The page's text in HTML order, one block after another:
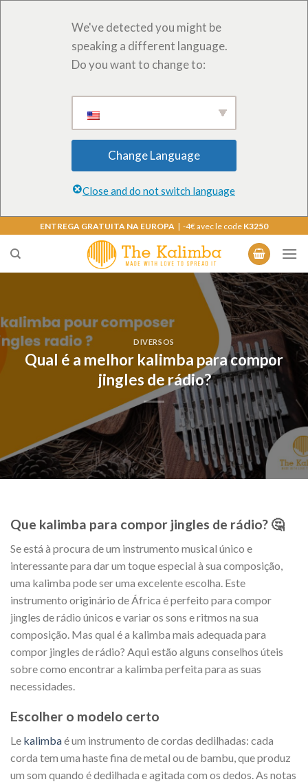
We've detected you might be
speaking a different language.
Do you want to change to:
Change Language
Close and do not switch language
conteúdo
ENTREGA GRATUITA NA EUROPA | -4€ avec le code K3250
DIVERSOS
Qual é a melhor kalimba para compor
jingles de rádio?
Que kalimba para compor jingles de rádio? 🤔
Se está à procura de um instrumento musical único e
interessante para dar um toque especial à sua composição,
uma kalimba pode ser uma excelente escolha. Este
instrumento originário de África é perfeito para compor
jingles de rádio únicos e variar os sons e ritmos na sua
composição. Mas qual é a kalimba mais adequada para
compor jingles de rádio? Aqui estão alguns conselhos úteis
sobre como encontrar a kalimba perfeita para as suas
necessidades.
Escolher o modelo certo
Le kalimbaé um instrumento de cordas dedilhadas: cada
corda tem uma haste fina de metal ou de bambu, que produz
um som quando é dedilhada e agitada com os dedos. As notas